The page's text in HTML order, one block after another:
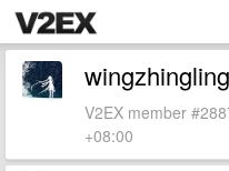
wingzhingling
V2EX member
+08:00